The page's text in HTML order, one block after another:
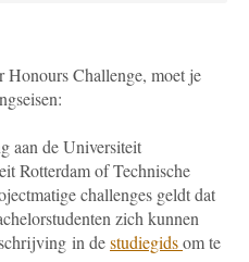
Honours Challenge, moet je
aan de Universiteit
Rotterdam of Technische
challenges geldt dat
zich kunnen
in destudiegidsom te